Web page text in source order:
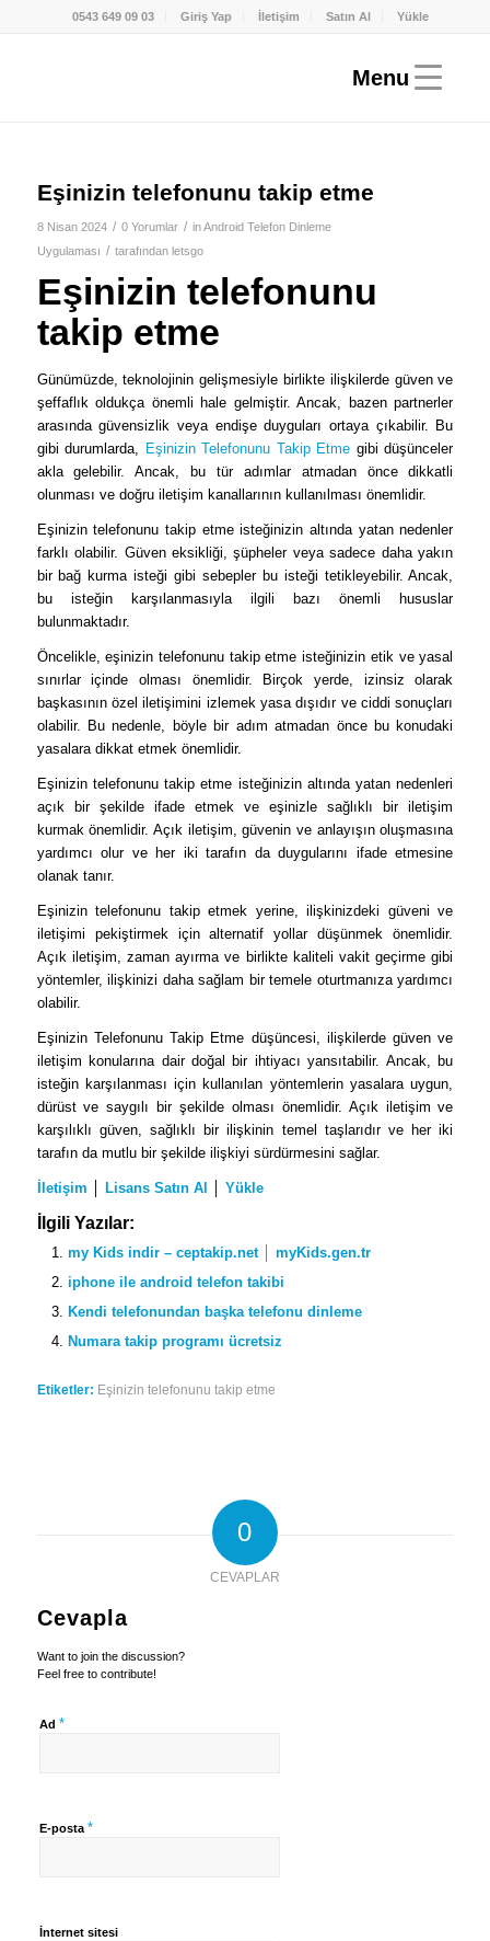
0543 649 09 03 Giriş Yap İletişim Satın Al Yükle
Eşinizin telefonunu takip etme
8 Nisan 2024 / 0 Yorumlar / inAndroid Telefon Dinleme
Uygulaması / tarafından letsgo
Eşinizin telefonunu
takip etme
Günümüzde, teknolojinin gelişmesiyle birlikte ilişkilerde güven ve
şeffaflık oldukça önemli hale gelmiştir. Ancak, bazen partnerler
arasında güvensizlik veya endişe duyguları ortaya çıkabilir. Bu
gibi durumlarda, Eşinizin Telefonunu Takip Etme gibi düşünceler
akla gelebilir. Ancak, bu tür adımlar atmadan önce dikkatli
olunması ve doğru iletişim kanallarının kullanılması önemlidir.
Eşinizin telefonunu takip etme isteğinizin altında yatan nedenler
farklı olabilir. Güven eksikliği, şüpheler veya sadece daha yakın
bir bağ kurma isteği gibi sebepler bu isteği tetikleyebilir. Ancak,
bu isteğin karşılanmasıyla ilgili bazı önemli hususlar
bulunmaktadır.
Öncelikle, eşinizin telefonunu takip etme isteğinizin etik ve yasal
sınırlar içinde olması önemlidir. Birçok yerde, izinsiz olarak
başkasının özel iletişimini izlemek yasa dışıdır ve ciddi sonuçları
olabilir. Bu nedenle, böyle bir adım atmadan önce bu konudaki
yasalara dikkat etmek önemlidir.
Eşinizin telefonunu takip etme isteğinizin altında yatan nedenleri
açık bir şekilde ifade etmek ve eşinizle sağlıklı bir iletişim
kurmak önemlidir. Açık iletişim, güvenin ve anlayışın oluşmasına
yardımcı olur ve her iki tarafın da duygularını ifade etmesine
olanak tanır.
Eşinizin telefonunu takip etmek yerine, ilişkinizdeki güveni ve
iletişimi pekiştirmek için alternatif yollar düşünmek önemlidir.
Açık iletişim, zaman ayırma ve birlikte kaliteli vakit geçirme gibi
yöntemler, ilişkinizi daha sağlam bir temele oturtmanıza yardımcı
olabilir.
Eşinizin Telefonunu Takip Etme düşüncesi, ilişkilerde güven ve
iletişim konularına dair doğal bir ihtiyacı yansıtabilir. Ancak, bu
isteğin karşılanması için kullanılan yöntemlerin yasalara uygun,
dürüst ve saygılı bir şekilde olması önemlidir. Açık iletişim ve
karşılıklı güven, sağlıklı bir ilişkinin temel taşlarıdır ve her iki
tarafın da mutlu bir şekilde ilişkiyi sürdürmesini sağlar.
İletişim Lisans Satın Al Yükle
İlgili Yazılar:
my Kids indir – ceptakip.net │ myKids.gen.tr
iphone ile android telefon takibi
Kendi telefonundan başka telefonu dinleme
Numara takip programı ücretsiz
Etiketler: Eşinizin telefonunu takip etme
0
CEVAPLAR
Cevapla
Want to join the discussion?
Feel free to contribute!
Ad *
E-posta *
İnternet sitesi